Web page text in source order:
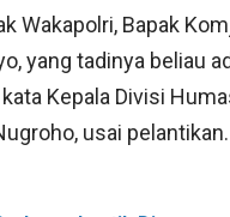
Wakapolri, Bapak
yang tadinya beliau
Kepala Divisi
usai pelantikan.